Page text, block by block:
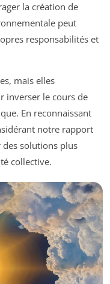
la création de
peut
responsabilités et
mais elles
inverser le cours de
En reconnaissant
notre rapport
solutions plus
collective.